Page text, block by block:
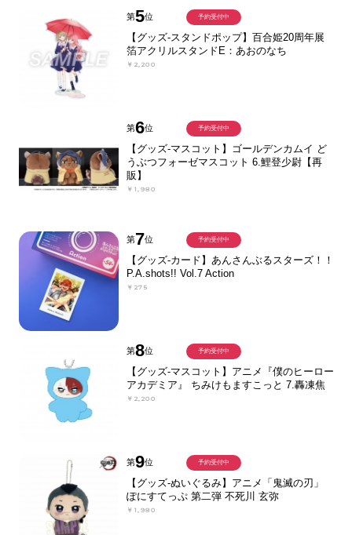
第5位
【グッズ-スタンドポップ】百合姫20周年展
箔アクリルスタンドE：あおのなち
￥2,200
予約受付中
第6位
【グッズ-マスコット】ゴールデンカムイ ど
うぶつフォーゼマスコット 6.鯉登少尉【再
販】
￥1,980
予約受付中
第7位
【グッズ-カード】あんさんぶるスターズ！！
P.A.shots!! Vol.7 Action
￥275
予約受付中
第8位
【グッズ-マスコット】アニメ『僕のヒーロー
アカデミア』 ちみけもますこっと 7.轟凍焦
￥2,200
予約受付中
第9位
【グッズ-ぬいぐるみ】アニメ「鬼滅の刃」
ぽにすてっぷ 第二弾 不死川 玄弥
￥1,980
予約受付中